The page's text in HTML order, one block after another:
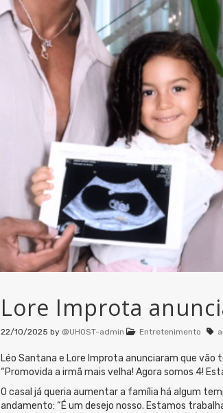
Lore Improta
22/10/2025 by @UHOST-admin Entretenimento
Léo Santana e Lore Improta anunciaram que vão
“Promovida a irmã mais velha! Agora somos 4!
O casal já queria aumentar a família há algum
andamento: “É um desejo nosso. Estamos